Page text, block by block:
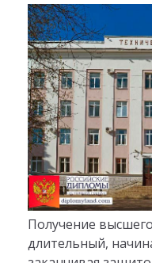
Получение
длительный,